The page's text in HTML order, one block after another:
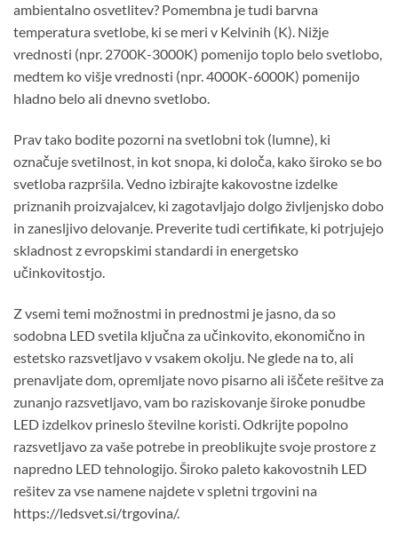
ambientalno osvetlitev? Pomembna je tudi barvna
temperatura svetlobe, ki se meri v Kelvinih (K). Nižje
vrednosti (npr. 2700K-3000K) pomenijo toplo belo svetlobo,
medtem ko višje vrednosti (npr. 4000K-6000K) pomenijo
hladno belo ali dnevno svetlobo.
Prav tako bodite pozorni na svetlobni tok (lumne), ki
označuje svetilnost, in kot snopa, ki določa, kako široko se bo
svetloba razpršila. Vedno izbirajte kakovostne izdelke
priznanih proizvajalcev, ki zagotavljajo dolgo življenjsko dobo
in zanesljivo delovanje. Preverite tudi certifikate, ki potrjujejo
skladnost z evropskimi standardi in energetsko
učinkovitostjo.
Z vsemi temi možnostmi in prednostmi je jasno, da so
sodobna LED svetila ključna za učinkovito, ekonomično in
estetsko razsvetljavo v vsakem okolju. Ne glede na to, ali
prenavljate dom, opremljate novo pisarno ali iščete rešitve za
zunanjo razsvetljavo, vam bo raziskovanje široke ponudbe
LED izdelkov prineslo številne koristi. Odkrijte popolno
razsvetljavo za vaše potrebe in preoblikujte svoje prostore z
napredno LED tehnologijo. Široko paleto kakovostnih LED
rešitev za vse namene najdete v spletni trgovini na
https://ledsvet.si/trgovina/.